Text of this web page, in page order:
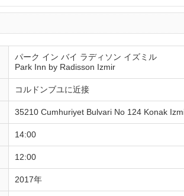
パーク イン バイ ラディソン イズミル
Park Inn by Radisson Izmir
コルドンブユに近接
35210 Cumhuriyet Bulvari No 124 Konak
14:00
12:00
2017年